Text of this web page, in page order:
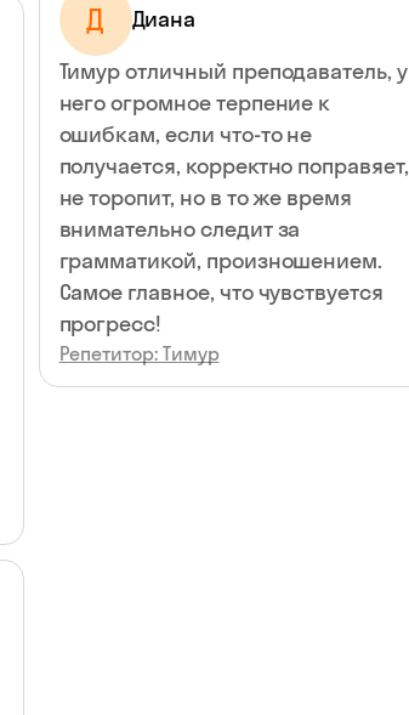
Д
Диана
Тимур отличный преподаватель, у
него огромное терпение к
ошибкам, если что-то не
получается, корректно поправяет,
не торопит, но в то же время
внимательно следит за
грамматикой, произношением.
Самое главное, что чувствуется
прогресс!
Репетитор: Тимур